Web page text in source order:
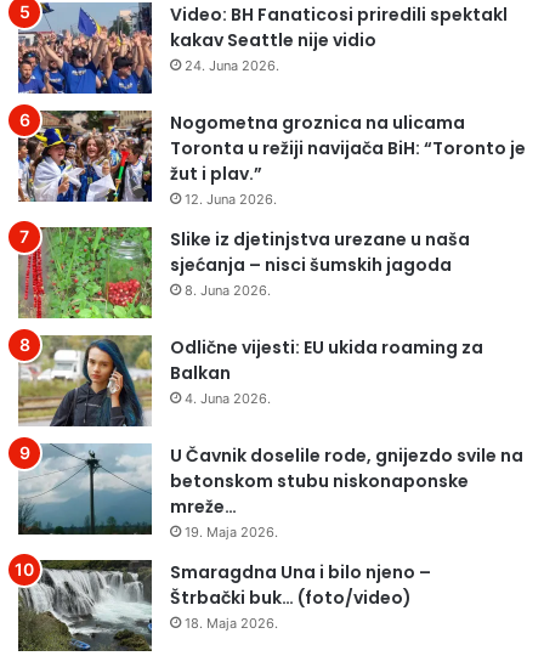
Video: BH Fanaticosi priredili spektakl
kakav Seattle nije vidio
24. Juna 2026.
Nogometna groznica na ulicama
Toronta u režiji navijača BiH: “Toronto je
žut i plav.”
12. Juna 2026.
Slike iz djetinjstva urezane u naša
sjećanja – nisci šumskih jagoda
8. Juna 2026.
Odlične vijesti: EU ukida roaming za
Balkan
4. Juna 2026.
U Čavnik doselile rode, gnijezdo svile na
betonskom stubu niskonaponske
mreže…
19. Maja 2026.
Smaragdna Una i bilo njeno –
Štrbački buk… (foto/video)
18. Maja 2026.